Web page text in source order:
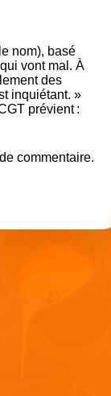
nom), basé
vont mal. À
des
inquiétant. »
prévient :
commentaire.